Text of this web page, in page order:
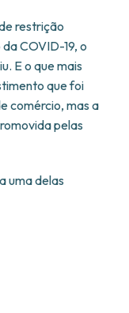
restrição
COVID-19, o
E o que mais
que foi
comércio, mas a
pelas
uma delas